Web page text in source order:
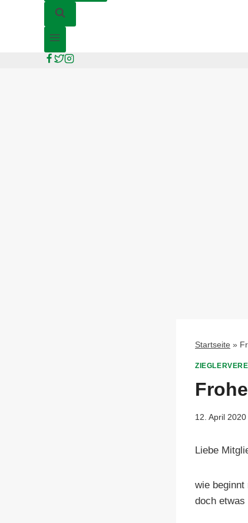
Startseite »
12. April 2020
Liebe
wie
doch